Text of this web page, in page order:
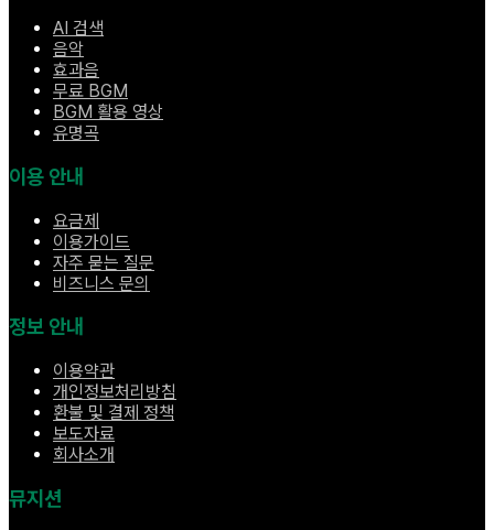
AI 검색
음악
효과음
무료 BGM
BGM 활용 영상
유명곡
이용 안내
요금제
이용가이드
자주 묻는 질문
비즈니스 문의
정보 안내
이용약관
개인정보처리방침
환불 및 결제 정책
보도자료
회사소개
뮤지션